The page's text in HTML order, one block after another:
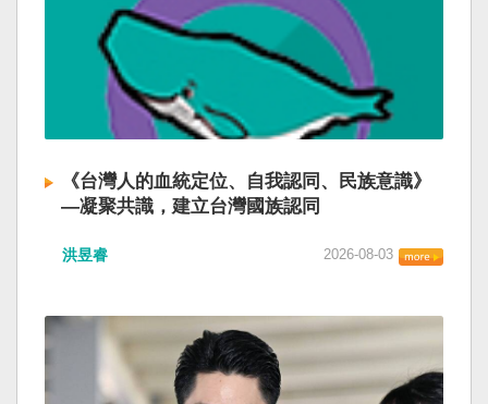
《台灣人的血統定位、自我認同、民族意識》
—凝聚共識，建立台灣國族認同
洪昱睿 2026-08-03